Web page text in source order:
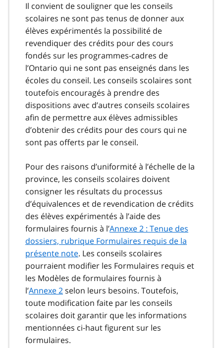
Il convient de souligner que les conseils
scolaires ne sont pas tenus de donner aux
élèves expérimentés la possibilité de
revendiquer des crédits pour des cours
fondés sur les programmes-cadres de
l’Ontario qui ne sont pas enseignés dans les
écoles du conseil. Les conseils scolaires sont
toutefois encouragés à prendre des
dispositions avec d’autres conseils scolaires
afin de permettre aux élèves admissibles
d’obtenir des crédits pour des cours qui ne
sont pas offerts par le conseil.
Pour des raisons d’uniformité à l’échelle de la
province, les conseils scolaires doivent
consigner les résultats du processus
d’équivalences et de revendication de crédits
des élèves expérimentés à l’aide des
formulaires fournis à l’Annexe 2 : Tenue des
dossiers, rubrique Formulaires requis de la
présente note. Les conseils scolaires
pourraient modifier les Formulaires requis et
les Modèles de formulaires fournis à
l’Annexe 2selon leurs besoins. Toutefois,
toute modification faite par les conseils
scolaires doit garantir que les informations
mentionnées ci-haut figurent sur les
formulaires.